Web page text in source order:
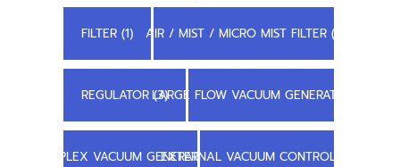
FILTER (1) AIR / MIST / MICRO MIST FILTER (1)
REGULATOR (3)LARGE FLOW VACUUM GENERATOR (3)
COMPLEX VACUUM GENERATOR (1)EXTERNAL VACUUM CONTROLLER (1)